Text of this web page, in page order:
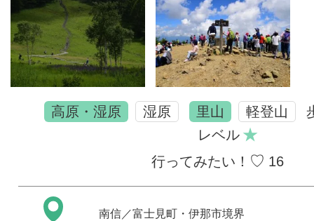
高原・湿原 湿原 里山 軽登山
レベル ★
行ってみたい！ ♡ 16
南信／富士見町・伊那市境界